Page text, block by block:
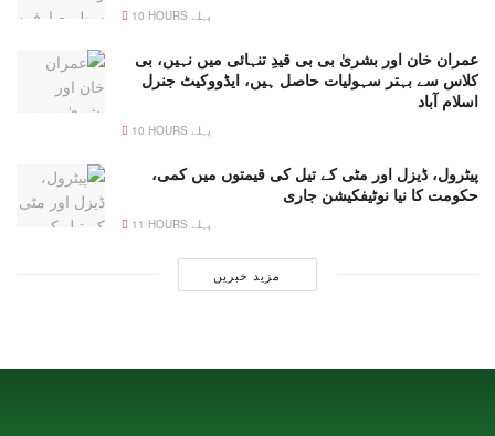
10 HOURS پہلے
عمران خان اور بشریٰ بی بی قیدِ تنہائی میں نہیں، بی
کلاس سے بہتر سہولیات حاصل ہیں، ایڈووکیٹ جنرل
اسلام آباد
10 HOURS پہلے
پیٹرول، ڈیزل اور مٹی کے تیل کی قیمتوں میں کمی،
حکومت کا نیا نوٹیفکیشن جاری
11 HOURS پہلے
مزید خبریں